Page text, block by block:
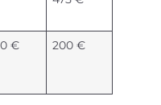
€ 200 €